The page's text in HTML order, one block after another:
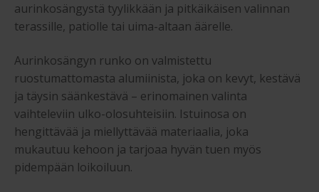
aurinkosängystä tyylikkään ja pitkäikäisen valinnan
terassille, patiolle tai uima-altaan äärelle.
Aurinkosängyn runko on valmistettu
ruostumattomasta alumiinista, joka on kevyt, kestävä
ja täysin säänkestävä – erinomainen valinta
vaihteleviin ulko-olosuhteisiin. Istuinosa on
hengittävää ja miellyttävää materiaalia, joka
mukautuu kehoon ja tarjoaa hyvän tuen myös
pidempään loikoiluun.